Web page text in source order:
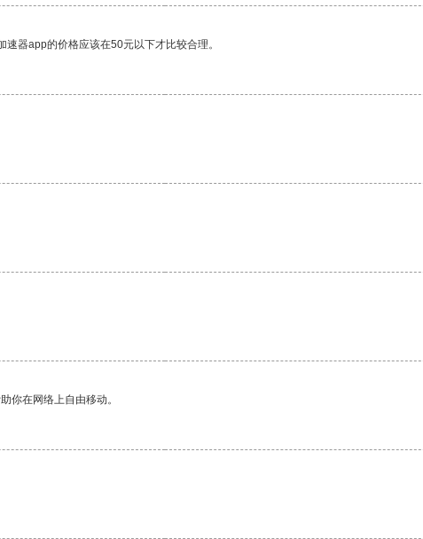
器app的价格应该在50元以下才比较合理。
你在网络上自由移动。